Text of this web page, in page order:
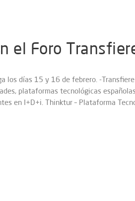
el Foro
los días 15 y 16 de febrero. -Transfiere
plataformas tecnológicas
en I+D+i. Thinktur – Plataforma